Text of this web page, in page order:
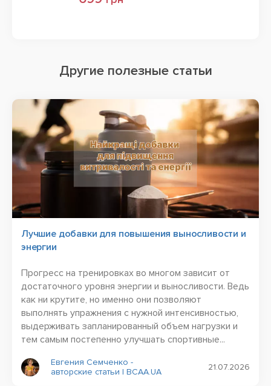
Другие полезные статьи
Лучшие добавки для повышения выносливости и
энергии
Прогресс на тренировках во многом зависит от
достаточного уровня энергии и выносливости. Ведь
как ни крутите, но именно они позволяют
выполнять упражнения с нужной интенсивностью,
выдерживать запланированный объем нагрузки и
тем самым постепенно улучшать спортивные...
Евгения Семченко -
авторские статьи | BCAA.UA
21.07.2026